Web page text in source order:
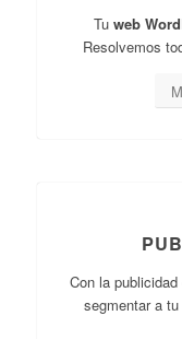
Tu web
Resolvemos
Con la
segmentar a